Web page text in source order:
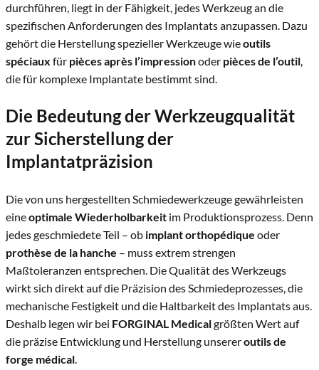
durchführen, liegt in der Fähigkeit, jedes Werkzeug an die
spezifischen Anforderungen des Implantats anzupassen. Dazu
gehört die Herstellung spezieller Werkzeuge wieoutils
spéciaux für pièces après l’impressionoder pièces de l’outil,
die für komplexe Implantate bestimmt sind.
Die Bedeutung der Werkzeugqualität
zur Sicherstellung der
Implantatpräzision
Die von uns hergestellten Schmiedewerkzeuge gewährleisten
eineoptimale Wiederholbarkeit im Produktionsprozess. Denn
jedes geschmiedete Teil – ob implant orthopédique oder
prothèse de la hanche – muss extrem strengen
Maßtoleranzen entsprechen. Die Qualität des Werkzeugs
wirkt sich direkt auf die Präzision des Schmiedeprozesses, die
mechanische Festigkeit und die Haltbarkeit des Implantats aus.
Deshalb legen wir bei FORGINAL Medicalgrößten Wert auf
die präzise Entwicklung und Herstellung unsereroutils de
forge médical.